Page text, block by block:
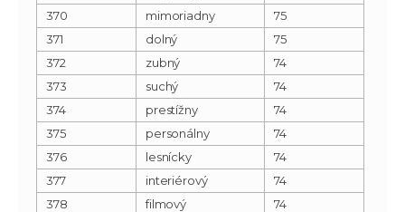
370
mimoriadny
75
371
dolný
75
372
zubný
74
373
suchý
74
374
prestížny
74
375
personálny
74
376
lesnícky
74
377
interiérový
74
378
filmový
74